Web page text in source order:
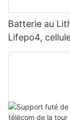
Batterie au
Lifepo4,